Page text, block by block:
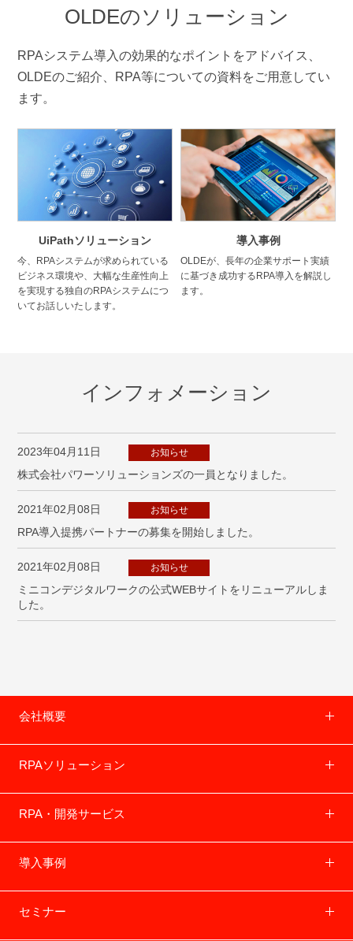
OLDEのソリューション
RPAシステム導入の効果的なポイントをアドバイス、
OLDEのご紹介、RPA等についての資料をご用意してい
ます。
UiPathソリューション
今、RPAシステムが求められている
ビジネス環境や、大幅な生産性向上
を実現する独自のRPAシステムにつ
いてお話しいたします。
導入事例
OLDEが、長年の企業サポート実績
に基づき成功するRPA導入を解説し
ます。
インフォメーション
2023年04月11日 お知らせ
株式会社パワーソリューションズの一員となりました。
2021年02月08日 お知らせ
RPA導入提携パートナーの募集を開始しました。
2021年02月08日 お知らせ
ミニコンデジタルワークの公式WEBサイトをリニューアルしま
した。
会社概要
RPAソリューション
RPA・開発サービス
導入事例
セミナー